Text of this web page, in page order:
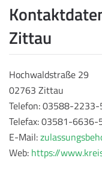
Zittau
Hochwaldstraße 29
02763 Zittau
Telefon: 03588-
Telefax: 03581-6636-
E-Mail:
Web: https://